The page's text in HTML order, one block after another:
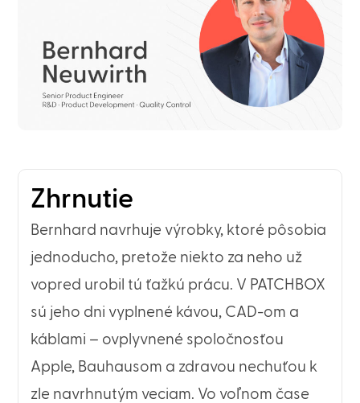
Zhrnutie
Bernhard navrhuje výrobky, ktoré pôsobia
jednoducho, pretože niekto za neho už
vopred urobil tú ťažkú prácu. V PATCHBOX
sú jeho dni vyplnené kávou, CAD-om a
káblami – ovplyvnené spoločnosťou
Apple, Bauhausom a zdravou nechuťou k
zle navrhnutým veciam. Vo voľnom čase